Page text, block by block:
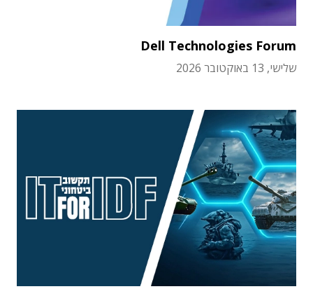
Dell Technologies Forum
שלישי, 13 באוקטובר 2026